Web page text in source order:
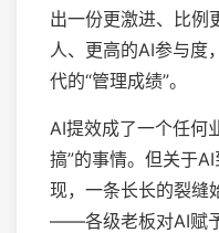
出一份更激进、比
人、更高的AI参与度
代的“管理成绩”。
AI提效成了一个任何
搞”的事情。但关于
现，一条长长的裂缝
——各级老板对AI赋